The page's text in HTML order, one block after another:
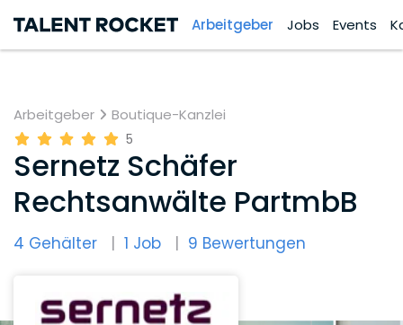
Arbeitgeber Jobs Events
Arbeitgeber Boutique-Kanzlei
5
Sernetz Schäfer
Rechtsanwälte PartmbB
4 Gehälter 1 Job 9 Bewertungen